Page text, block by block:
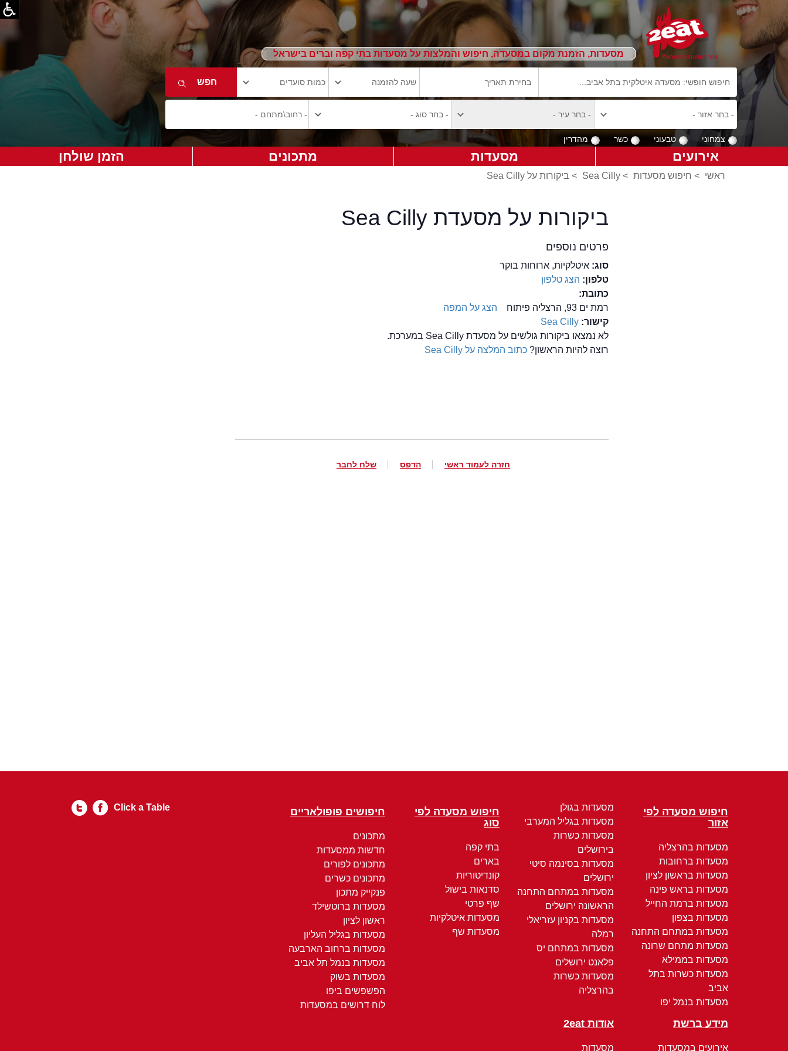
מסעדות, הזמנת מקום במסעדה, חיפוש והמלצות על מסעדות בתי קפה וברים בישראל
צמחוני טבעוני כשר מהדרין
אירועים מסעדות מתכונים הזמן שולחן
ראשי > חיפוש מסעדות >
Sea Cilly
> ביקורות על Sea Cilly
ביקורות על מסעדת Sea Cilly
פרטים נוספים
סוג:איטלקיות, ארוחות בוקר
טלפון: הצג טלפון
כתובת:
רמת ים 93, הרצליה פיתוח
הצג על המפה
קישור:Sea Cilly
לא נמצאו ביקורות גולשים על מסעדת Sea Cilly במערכת.
רוצה להיות הראשון?כתוב המלצה על Sea Cilly
חזרה לעמוד ראשי הדפס שלח לחבר
חיפוש מסעדה לפי
אזור
מסעדות בהרצליה
מסעדות ברחובות
מסעדות בראשון לציון
מסעדות בראש פינה
מסעדות ברמת החייל
מסעדות בצפון
מסעדות במתחם התחנה
מסעדות מתחם שרונה
מסעדות בממילא
מסעדות כשרות בתל
אביב
מסעדות בנמל יפו
מסעדות בגולן
מסעדות בגליל המערבי
מסעדות כשרות
בירושלים
מסעדות בסינמה סיטי
ירושלים
מסעדות במתחם התחנה
הראשונה ירושלים
מסעדות בקניון עזריאלי
רמלה
מסעדות במתחם יס
פלאנט ירושלים
מסעדות כשרות
בהרצליה
חיפוש מסעדה לפי
סוג
בתי קפה
בארים
קונדיטוריות
סדנאות בישול
שף פרטי
מסעדות איטלקיות
מסעדות שף
חיפושים פופולאריים
מתכונים
חדשות ממסעדות
מתכונים לפורים
מתכונים כשרים
פנקייק מתכון
מסעדות ברוטשילד
ראשון לציון
מסעדות בגליל העליון
מסעדות ברחוב הארבעה
מסעדות בנמל תל אביב
מסעדות בשוק
הפשפשים ביפו
לוח דרושים במסעדות
מידע ברשת
אירועים במסעדות
אודות 2eat
מסעדות
Click a Table